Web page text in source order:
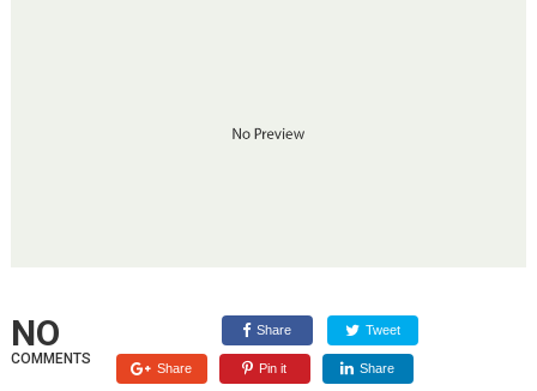
NO
COMMENTS
Share Tweet
Share Pin it Share